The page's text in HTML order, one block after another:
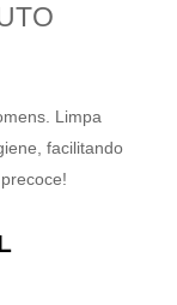
Limpa
facilitando